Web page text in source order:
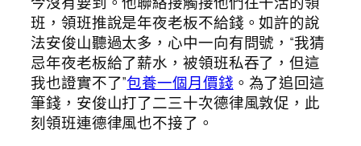
班，領班推說是年夜老板不給錢。如許的說
法安俊山聽過太多，心中一向有問號，“我猜
忌年夜老板給了薪水，被領班私吞了，但這
我也證實不了”包養一個月價錢 。為了追回這
筆錢，安俊山打了二三十次德律風敦促，此
刻領班連德律風也不接了。